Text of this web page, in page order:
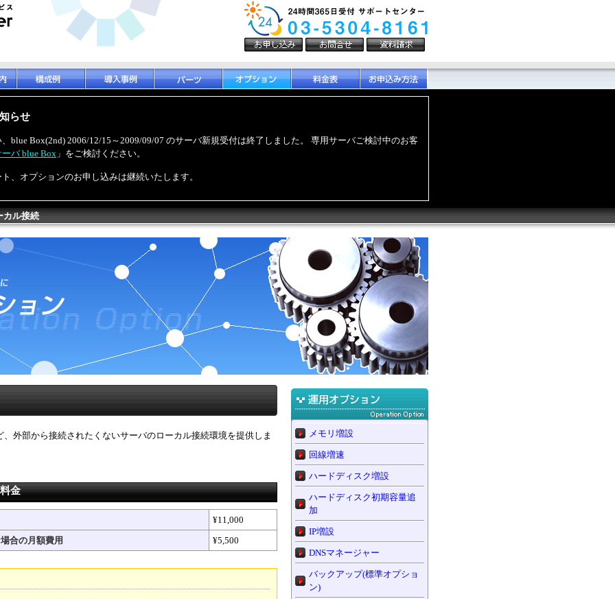
らせ
blue Box(2nd) 2006/12/15～2009/09/07 のサーバ新規受付は終了しました。 専用サーバご検討中のお客
バ blue Box 」をご検討ください。
、オプションのお申し込みは継続いたします。
カル接続
外部から接続されたくないサーバのローカル接続環境を提供しま
金
¥11,000
合の月額費用
¥5,500
メモリ増設
回線増速
ハードディスク増設
ハードディスク初期容量追
加
IP増設
DNSマネージャー
バックアップ(標準オプショ
ン)